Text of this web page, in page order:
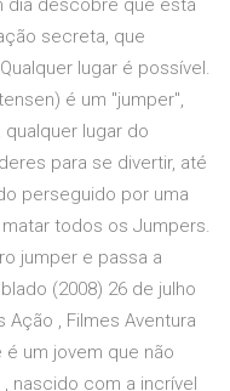
dia descobre que está
secreta, que
lugar é possível.
é um "jumper",
lugar do
para se divertir, até
perseguido por uma
todos os Jumpers.
jumper e passa a
(2008) 26 de julho
Ação , Filmes Aventura
é um jovem que não
nascido com a incrível